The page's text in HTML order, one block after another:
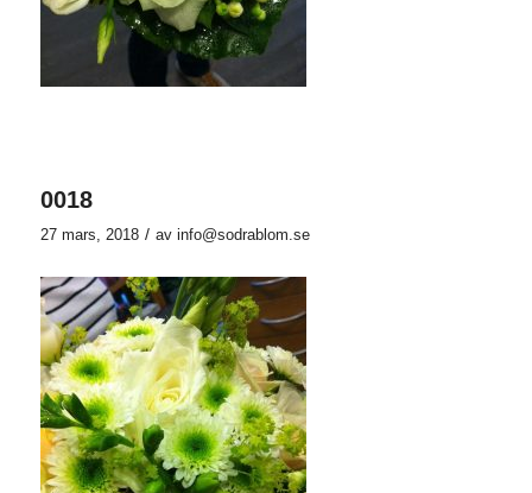
0018
27 mars, 2018 / av info@sodrablom.se